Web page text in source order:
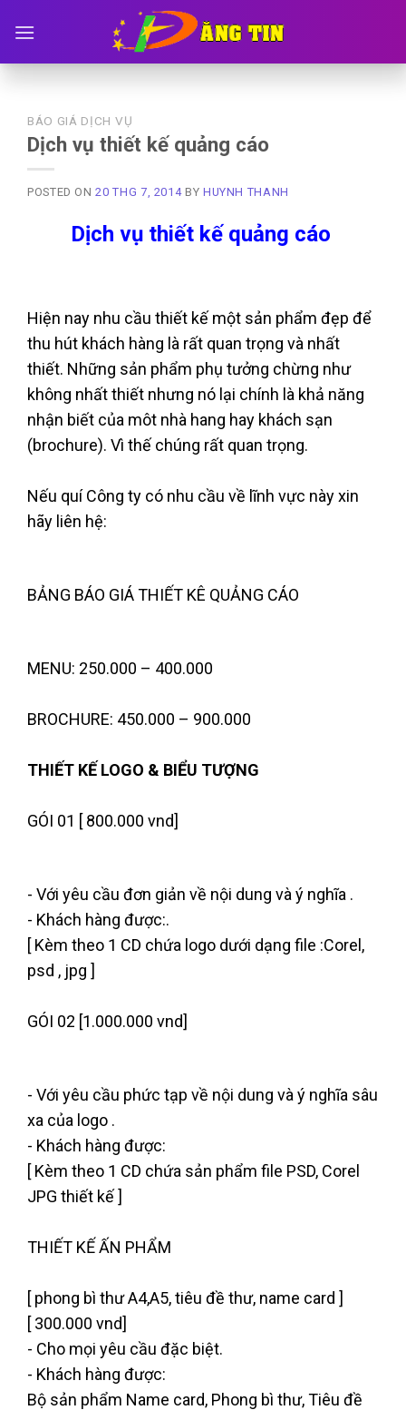
BÁO GIÁ DỊCH VỤ
Dịch vụ thiết kế quảng cáo
POSTED ON20 THG 7, 2014BY HUYNH THANH
Dịch vụ thiết kế quảng cáo
Hiện nay nhu cầu thiết kế một sản phẩm đẹp để
thu hút khách hàng là rất quan trọng và nhất
thiết. Những sản phẩm phụ tưởng chừng như
không nhất thiết nhưng nó lại chính là khả năng
nhận biết của môt nhà hang hay khách sạn
(brochure). Vì thế chúng rất quan trọng.
Nếu quí Công ty có nhu cầu về lĩnh vực này xin
hãy liên hệ:
BẢNG BÁO GIÁ THIẾT KÊ QUẢNG CÁO
MENU: 250.000 – 400.000
BROCHURE: 450.000 – 900.000
THIẾT KẾ LOGO & BIỂU TƯỢNG
GÓI 01 [ 800.000 vnd]
- Với yêu cầu đơn giản về nội dung và ý nghĩa .
- Khách hàng được:.
[ Kèm theo 1 CD chứa logo dưới dạng file :Corel,
psd , jpg ]
GÓI 02 [1.000.000 vnd]
- Với yêu cầu phức tạp về nội dung và ý nghĩa sâu
xa của logo .
- Khách hàng được:
[ Kèm theo 1 CD chứa sản phẩm file PSD, Corel
JPG thiết kế ]
THIẾT KẾ ẤN PHẨM
[ phong bì thư A4,A5, tiêu đề thư, name card ]
[ 300.000 vnd]
- Cho mọi yêu cầu đặc biệt.
- Khách hàng được:
Bộ sản phẩm Name card, Phong bì thư, Tiêu đề